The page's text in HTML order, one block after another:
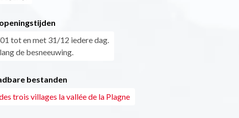
tot en met 31/12 iedere dag.
de besneeuwing.
bestanden
trois villages la vallée de la Plagne